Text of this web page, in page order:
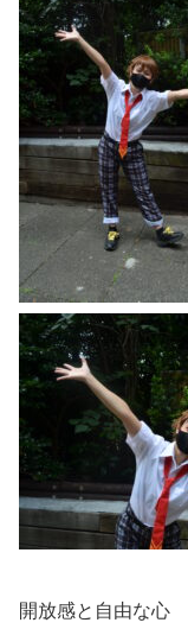
開放感と自由な心